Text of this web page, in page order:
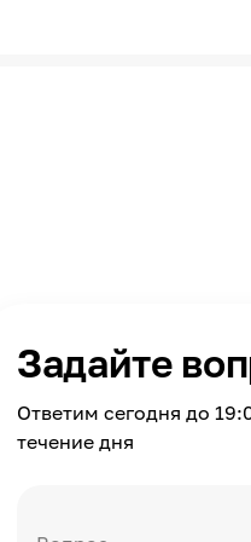
Задайте
Ответим сегодня до
течение дня